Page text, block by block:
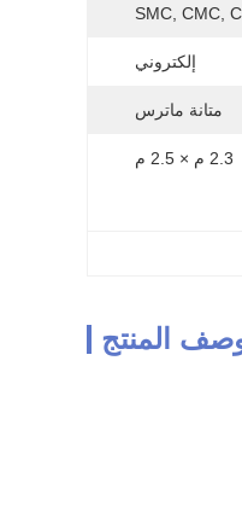
SMC, CMC,
إلكتروني
متانة ماترس
2.3 م × 2.5 م
المنتج